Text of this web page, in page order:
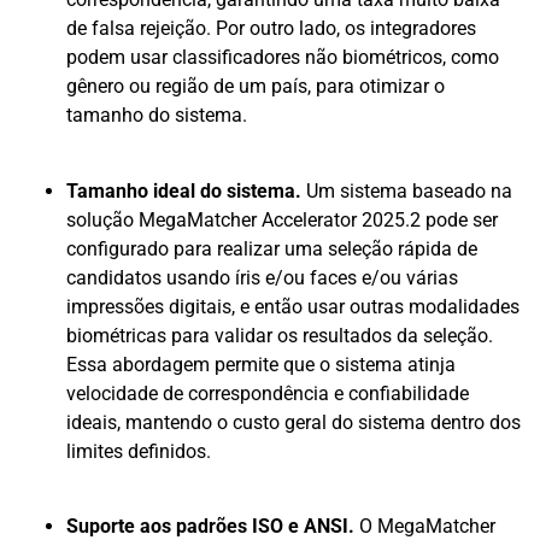
de falsa rejeição. Por outro lado, os integradores
podem usar classificadores não biométricos, como
gênero ou região de um país, para otimizar o
tamanho do sistema.
Tamanho ideal do sistema. Um sistema baseado na
solução MegaMatcher Accelerator 2025.2 pode ser
configurado para realizar uma seleção rápida de
candidatos usando íris e/ou faces e/ou várias
impressões digitais, e então usar outras modalidades
biométricas para validar os resultados da seleção.
Essa abordagem permite que o sistema atinja
velocidade de correspondência e confiabilidade
ideais, mantendo o custo geral do sistema dentro dos
limites definidos.
Suporte aos padrões ISO e ANSI. O MegaMatcher